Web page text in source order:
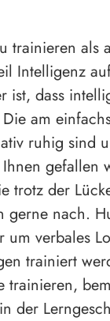
trainieren als
Intelligenz
ist, dass
am
ruhig sind
gefallen
trotz der
gerne nach.
verbales
trainiert
trainieren,
der